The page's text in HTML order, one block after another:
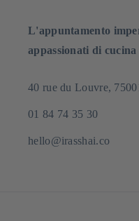
L'appuntamento
appassionati di cucina
40 rue du Louvre,
01 84 74 35 30
hello@irasshai.co